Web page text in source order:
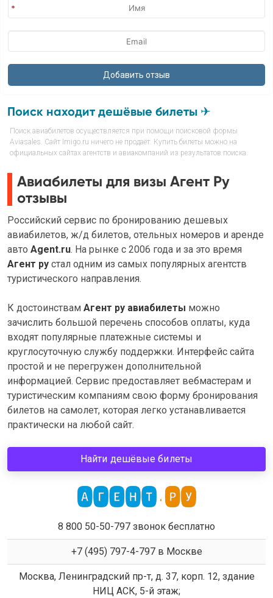
Поиск находит дешёвые билеты ✈
Поиск авиабилетов осуществляется при помощи поисковой формы
Aviasales. Сайт Imigo.ru ничего не продаёт. Купить билеты можно на
официальных сайтах агентств и авиакомпаний из результатов поиска.
Авиабилеты для визы Агент Ру
отзывы
Российский сервис по бронированию дешевых
авиабилетов, ж/д билетов, отельных номеров и аренде
авто Agent.ru. На рынке с 2006 года и за это время
Агент ру стал одним из самых популярных агентств
туристического направления.
К достоинствам Агент ру авиабилеты можно
зачислить большой перечень способов оплаты, куда
входят популярные платежные системы и
круглосуточную службу поддержки. Интерфейс сайта
простой и не перегружен дополнительной
информацией. Сервис предоставляет вебмастерам и
туристическим компаниям свою форму бронирования
билетов на самолет, которая легко устанавливается
практически на любой сайт.
Найти дешёвые билеты
8 800 50-50-797 звонок бесплатно
+7 (495) 797-4-797 в Москве
Москва, Ленинградский пр-т, д. 37, корп. 12, здание
НИЦ АСК, 5-й этаж;